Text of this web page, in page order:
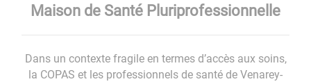
Maison de Santé Pluriprofessionnelle
Dans un contexte fragile en termes d’accès aux soins,
la COPAS et les professionnels de santé de Venarey-